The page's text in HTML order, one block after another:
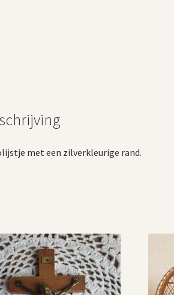
met een zilverkleurige rand.